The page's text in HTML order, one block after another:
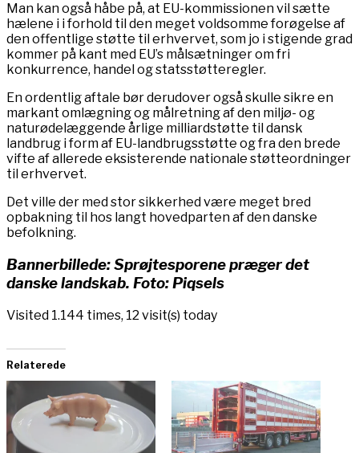
Man kan også håbe på, at EU-kommissionen vil sætte
hælene i i forhold til den meget voldsomme forøgelse af
den offentlige støtte til erhvervet, som jo i stigende grad
kommer på kant med EU’s målsætninger om fri
konkurrence, handel og statsstøtteregler.
En ordentlig aftale bør derudover også skulle sikre en
markant omlægning og målretning af den miljø- og
naturødelæggende årlige milliardstøtte til dansk
landbrug i form af EU-landbrugsstøtte og fra den brede
vifte af allerede eksisterende nationale støtteordninger
til erhvervet.
Det ville der med stor sikkerhed være meget bred
opbakning til hos langt hovedparten af den danske
befolkning.
Bannerbillede: Sprøjtesporene præger det
danske landskab. Foto: Piqsels
Visited 1.144 times, 12 visit(s) today
Relaterede